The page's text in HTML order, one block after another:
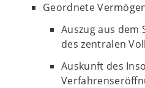
Geordnete
Auszug aus dem
des zentralen
Auskunft des